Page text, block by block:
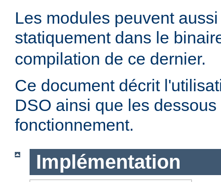
Les modules peuvent
statiquement dans le
compilation de ce dernier.
Ce document décrit
DSO ainsi que les
fonctionnement.
Implémentation